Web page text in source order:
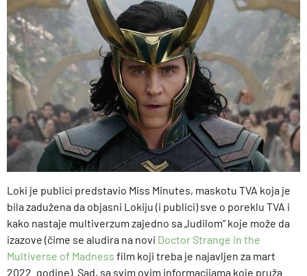
Loki je publici predstavio Miss Minutes, maskotu TVA koja je
bila zadužena da objasni Lokiju (i publici) sve o poreklu TVA i
kako nastaje multiverzum zajedno sa „ludilom“ koje može da
izazove (čime se aludira na novi Doctor Strange in the
Multiverse of Madness film koji treba je najavljen za mart
2022. godine). Sad, sa svim ovim informacijama koje pruža